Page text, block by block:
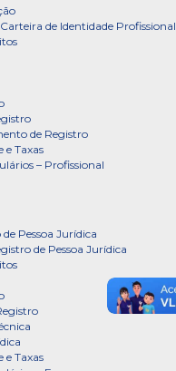
de Identidade Profissional
de Registro
e Taxas
– Profissional
Pessoa Jurídica
de Pessoa Jurídica
e Taxas